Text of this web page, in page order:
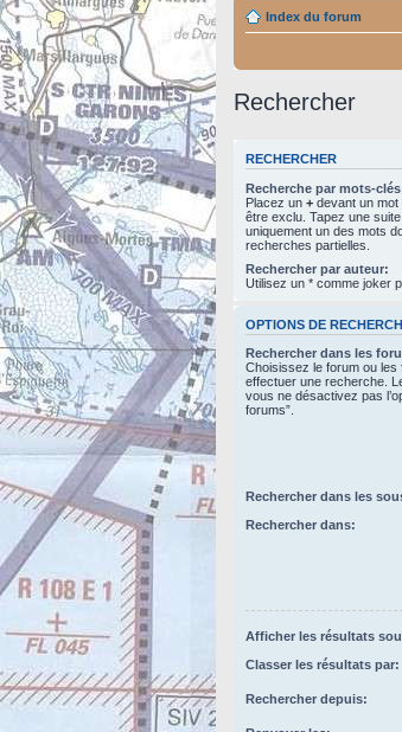
Index du forum
Rechercher
RECHERCHER
Recherche par mots-
Placez un + devant un mot
être exclu. Tapez une
uniquement un des mots
recherches partielles.
Rechercher par auteur:
Utilisez un * comme joker
OPTIONS DE
Rechercher dans les
Choisissez le forum ou
effectuer une recherche.
vous ne désactivez pas
forums”.
Rechercher dans les
Rechercher dans:
Afficher les résultats
Classer les résultats par:
Rechercher depuis: